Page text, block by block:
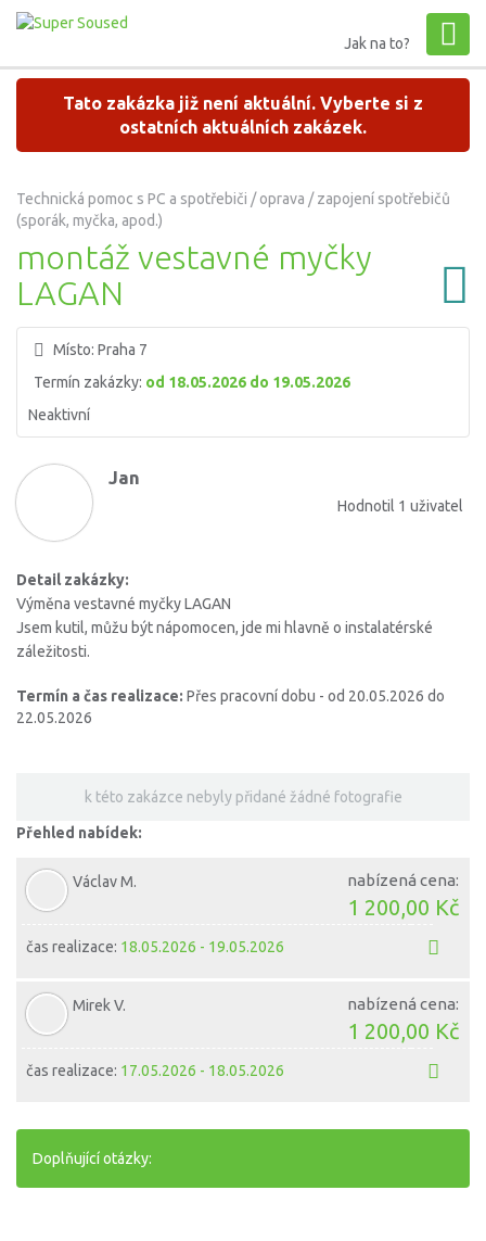
Jak na to?
Tato zakázka již není aktuální. Vyberte si z
ostatních aktuálních zakázek.
Technická pomoc s PC a spotřebiči / oprava / zapojení spotřebičů
(sporák, myčka, apod.)
montáž vestavné myčky
LAGAN
Místo: Praha 7
Termín zakázky: od 18.05.2026 do 19.05.2026
Neaktivní
Jan
Hodnotil 1 uživatel
Detail zakázky:
Výměna vestavné myčky LAGAN
Jsem kutil, můžu být nápomocen, jde mi hlavně o instalatérské
záležitosti.
Termín a čas realizace: Přes pracovní dobu - od 20.05.2026 do
22.05.2026
k této zakázce nebyly přidané žádné fotografie
Přehled nabídek:
Václav M.
čas realizace: 18.05.2026 - 19.05.2026
nabízená cena:
1 200,00 Kč
Mirek V.
čas realizace: 17.05.2026 - 18.05.2026
nabízená cena:
1 200,00 Kč
Doplňující otázky: